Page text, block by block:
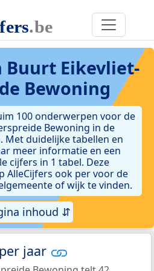
Buurt Eikevliet-
Bewoning
100 onderwerpen voor de
Bewoning in de
Met duidelijke tabellen en
meer informatie en een
cijfers in 1 tabel. Deze
AlleCijfers ook per voor de
of wijk te vinden.
inhoud ⇵
jaar